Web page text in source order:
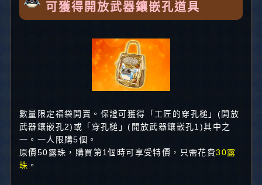
可獲得開放武器鑲嵌孔道具
數量限定福袋開賣。保證可獲得「工匠的穿孔槌」(開放
武器鑲嵌孔2)或「穿孔槌」(開放武器鑲嵌孔1)其中之
一。一人限購5個。
原價50露珠，購買第1個時可享受特價，只需花費30露
珠 。